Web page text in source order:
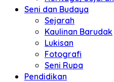
Seni dan Budaya
Sejarah
Kaulinan Barudak
Lukisan
Fotografi
Seni Rupa
Pendidikan